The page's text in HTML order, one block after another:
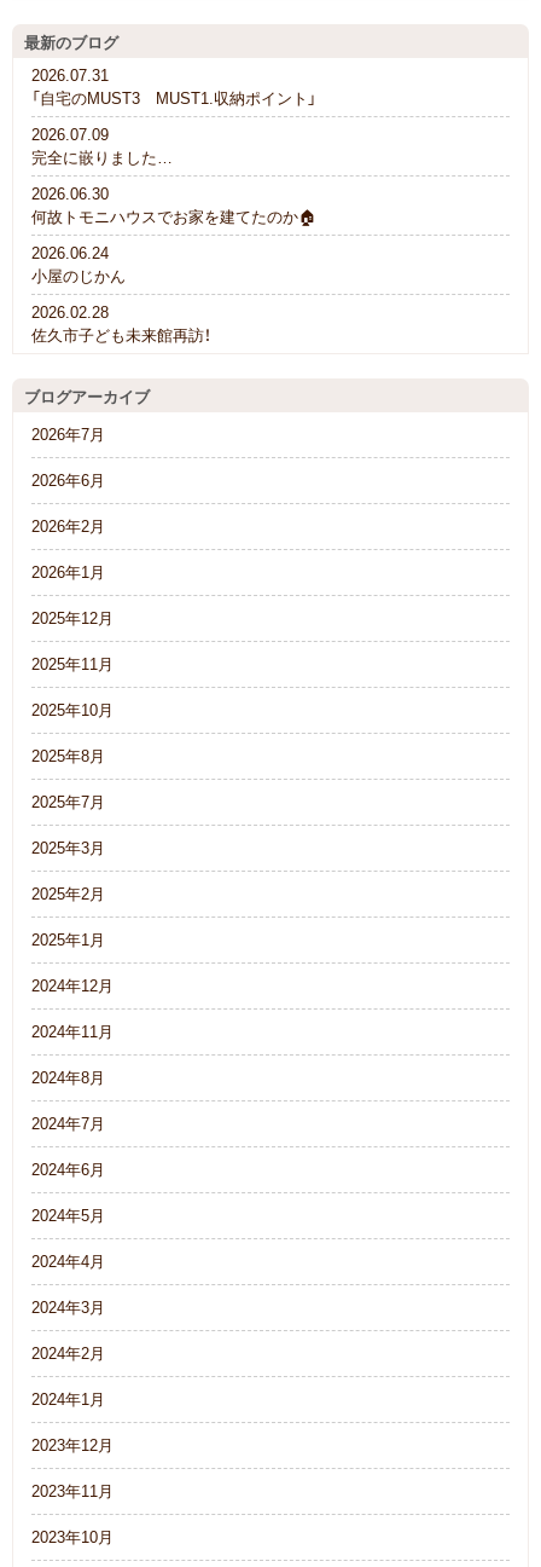
最新のブログ
2026.07.31
「自宅のMUST3 MUST1.収納ポイント」
2026.07.09
完全に嵌りました…
2026.06.30
何故トモニハウスでお家を建てたのか🏠
2026.06.24
小屋のじかん
2026.02.28
佐久市子ども未来館再訪！
ブログアーカイブ
2026年7月
2026年6月
2026年2月
2026年1月
2025年12月
2025年11月
2025年10月
2025年8月
2025年7月
2025年3月
2025年2月
2025年1月
2024年12月
2024年11月
2024年8月
2024年7月
2024年6月
2024年5月
2024年4月
2024年3月
2024年2月
2024年1月
2023年12月
2023年11月
2023年10月